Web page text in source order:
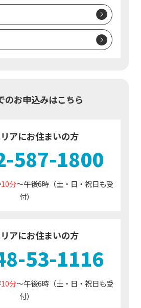
のお申込みはこちら
アにお住まいの方
587-1800
10分～午後6時（土・日・祝日も受
付）
アにお住まいの方
53-1116
10分～午後6時（土・日・祝日も受
付）